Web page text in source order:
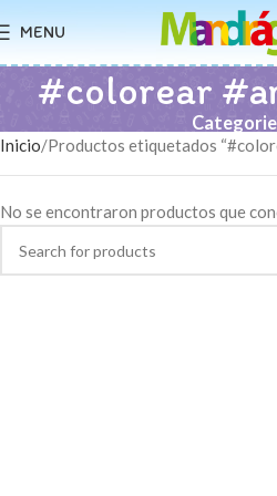
MENU
#colorear
Inicio Productos etiquetados
No se encontraron productos que